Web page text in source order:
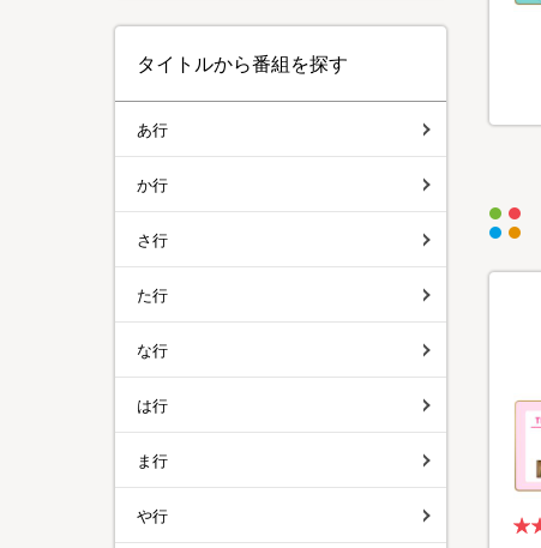
タイトルから番組を探す
あ行
か行
さ行
た行
な行
は行
ま行
や行